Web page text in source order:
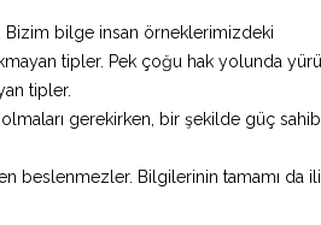
bilge insan örneklerimizdeki
tipler. Pek çoğu hak yolunda
tipler.
gerekirken, bir şekilde güç
beslenmezler. Bilgilerinin tamamı da